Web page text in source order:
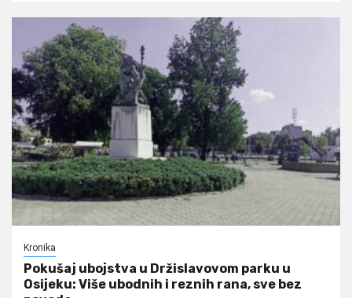
Kronika
Pokušaj ubojstva u Držislavovom parku u
Osijeku: Više ubodnih i reznih rana, sve bez